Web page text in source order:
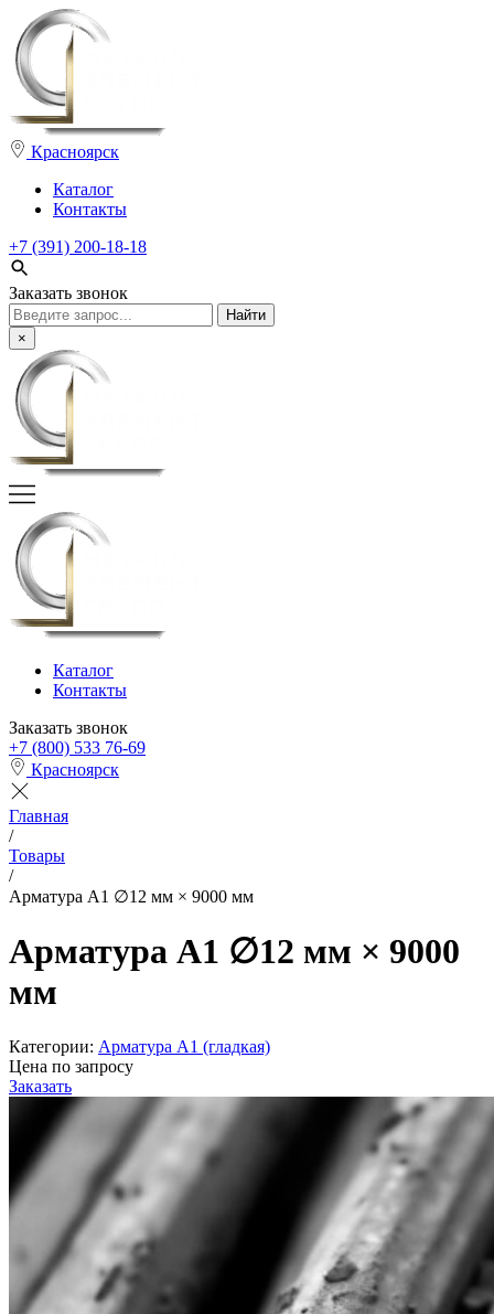
Красноярск
Каталог
Контакты
+7 (391) 200-18-18
Заказать звонок
Поиск:
×
Каталог
Контакты
Заказать звонок
+7 (800) 533 76-69
Красноярск
Главная
/
Товары
/
Арматура А1 ∅12 мм × 9000 мм
Арматура А1 ∅12 мм × 9000
мм
Категории: Арматура А1 (гладкая)
Цена по запросу
Заказать